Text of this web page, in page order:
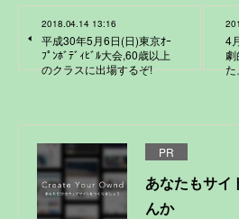
2018.04.14 13:16
平成30年5月6日(日)東京ｵｰ
ﾌﾟﾝﾎﾞﾃﾞｨﾋﾞﾙ大会,60歳以上
のクラスに出場するぞ!
4
た
PR
あなたもサイ
んか